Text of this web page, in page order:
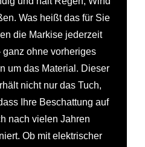
Was heißt das für Sie
die Markise jederzeit
ganz ohne vorheriges
um das Material. Dieser
nicht nur das Tuch,
Ihre Beschattung auf
nach vielen Jahren
Ob mit elektrischer